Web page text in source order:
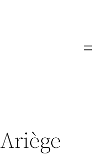
Ariège